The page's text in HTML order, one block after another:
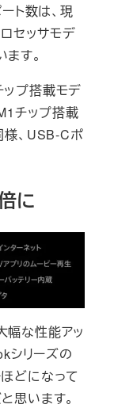
ト数は、現
セッサモデ
す。
プ搭載モデ
チップ搭載
、USB-Cポ
に
幅な性能アッ
シリーズの
どになって
思います。